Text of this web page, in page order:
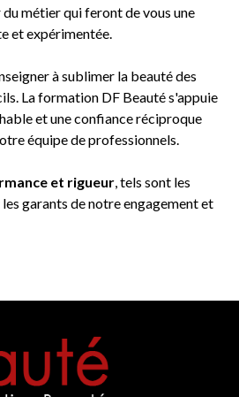
métier qui feront de vous une
et expérimentée.
à sublimer la beauté des
La formation DF Beauté s'appuie
et une confiance réciproque
équipe de professionnels.
et rigueur , tels sont les
garants de notre engagement et